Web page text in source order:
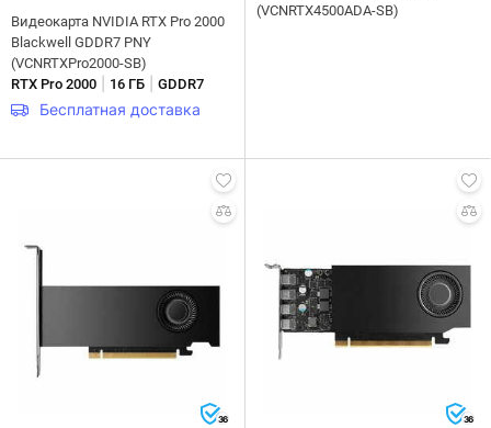
Видеокарта NVIDIA RTX Pro 2000
Blackwell GDDR7 PNY
(VCNRTXPro2000-SB)
RTX Pro 2000
16 ГБ GDDR7
Бесплатная доставка
(VCNRTX4500ADA-SB)
36 36